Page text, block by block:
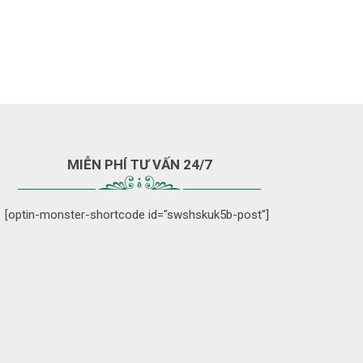
MIỄN PHÍ TƯ VẤN 24/7
[optin-monster-shortcode id="swshskuk5b-post"]